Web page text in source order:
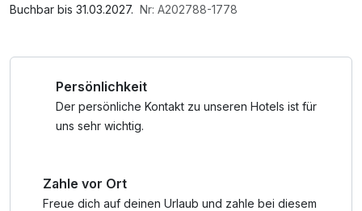
verbringen?
W-LAN Nutzung / Internetnutzung
Buchbar bis 31.03.2027. Nr: A202788-1778
Persönlichkeit
Der persönliche Kontakt zu unseren Hotels ist für
uns sehr wichtig.
Zahle vor Ort
Freue dich auf deinen Urlaub und zahle bei diesem